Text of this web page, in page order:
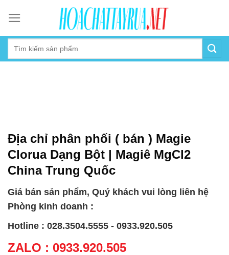
content
Địa chỉ phân phối ( bán ) Magie
Clorua Dạng Bột | Magiê MgCl2
China Trung Quốc
Giá bán sản phẩm, Quý khách vui lòng liên hệ
Phòng kinh doanh :
Hotline : 028.3504.5555 - 0933.920.505
ZALO : 0933.920.505